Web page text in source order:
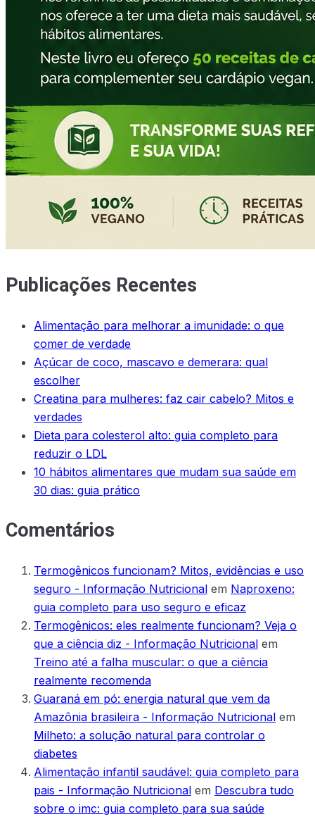
Publicações Recentes
Alimentação para melhorar a imunidade: o que
comer de verdade
Açúcar de coco, mascavo e demerara: qual
escolher
Creatina para mulheres: faz cair cabelo? Mitos e
verdades
Dieta para colesterol alto: guia completo para
reduzir o LDL
10 hábitos alimentares que mudam sua saúde em
30 dias: guia prático
Comentários
Termogênicos funcionam? Mitos, evidências e uso
seguro - Informação Nutricional em Naproxeno:
guia completo para uso seguro e eficaz
Termogênicos: eles realmente funcionam? Veja o
que a ciência diz - Informação Nutricional em
Treino até a falha muscular: o que a ciência
realmente recomenda
Guaraná em pó: energia natural que vem da
Amazônia brasileira - Informação Nutricional em
Milheto: a solução natural para controlar o
diabetes
Alimentação infantil saudável: guia completo para
pais - Informação Nutricional em Descubra tudo
sobre o imc: guia completo para sua saúde